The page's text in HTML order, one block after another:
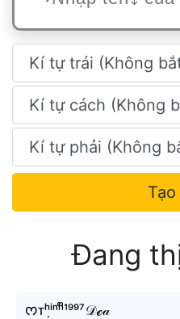
Đang
ᰔᴛʰⁱ̣ⁿʰᩚ¹⁹⁹⁷𝒟ℯ𝒶